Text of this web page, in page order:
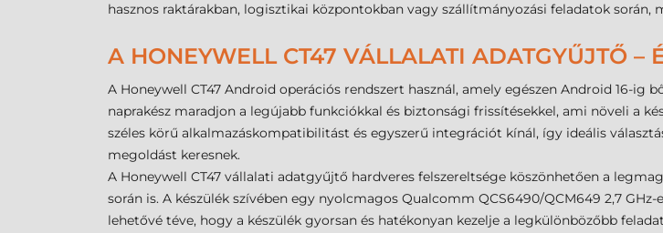
hasznos raktárakban, logisztikai központokban vagy szállítmányozási feladatok
A HONEYWELL CT47 VÁLLALATI ADATGYŰJTŐ –
A Honeywell CT47 Android operációs rendszert használ, amely egészen Android 16-ig
naprakész maradjon a legújabb funkciókkal és biztonsági frissítésekkel, ami növeli a
széles körű alkalmazáskompatibilitást és egyszerű integrációt kínál, így ideális
megoldást keresnek.
A Honeywell CT47 vállalati adatgyűjtő hardveres felszereltsége köszönhetően a
során is. A készülék szívében egy nyolcmagos Qualcomm QCS6490/QCM649 2,7
lehetővé téve, hogy a készülék gyorsan és hatékonyan kezelje a legkülönbözőbb